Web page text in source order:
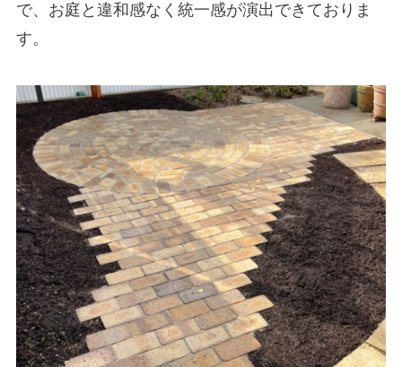
で、お庭と違和感なく統一感が演出できておりま
す。